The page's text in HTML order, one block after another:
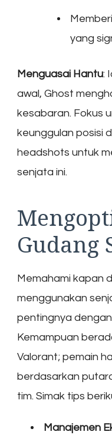
yang
Menguasai Hantu:
awal, Ghost
kesabaran. Fokus
keunggulan posisi
headshots untuk
senjata ini.
Gudang
Memahami kapan
menggunakan
pentingnya
Kemampuan
Valorant; pemain
berdasarkan
tim. Simak tips
Manajemen